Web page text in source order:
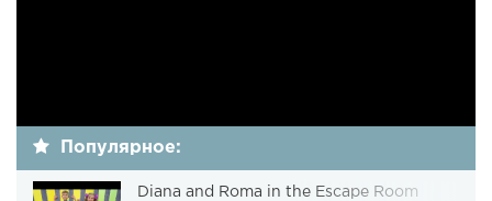
Популярное:
Diana and Roma in the Escape Room